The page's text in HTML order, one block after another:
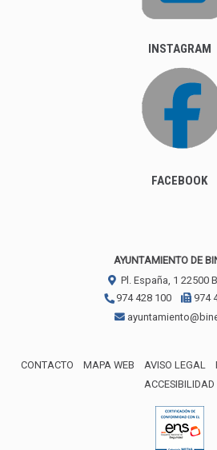
INSTAGRAM
FACEBOOK
AYUNTAMIENTO DE
Pl. España, 1 22500
974 428 100
974
CONTACTO MAPA WEB AVISO LEGAL
ACCESIBILIDAD